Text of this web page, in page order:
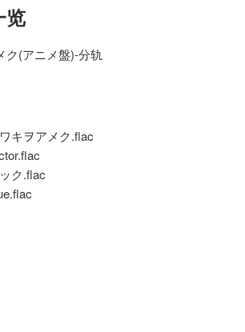
览
ク(アニメ盤)-分轨
キヲアメク.flac
ク.flac